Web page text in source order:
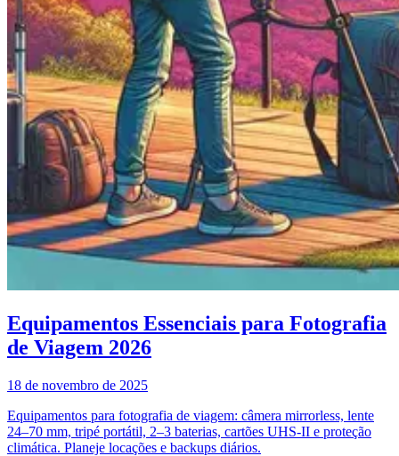
Equipamentos Essenciais para Fotografia
de Viagem 2026
18 de novembro de 2025
Equipamentos para fotografia de viagem: câmera mirrorless, lente
24–70 mm, tripé portátil, 2–3 baterias, cartões UHS-II e proteção
climática. Planeje locações e backups diários.